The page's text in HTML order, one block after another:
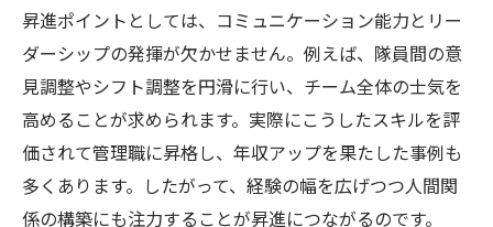
昇進ポイントとしては、コミュニケーション能力とリー
ダーシップの発揮が欠かせません。例えば、隊員間の意
見調整やシフト調整を円滑に行い、チーム全体の士気を
高めることが求められます。実際にこうしたスキルを評
価されて管理職に昇格し、年収アップを果たした事例も
多くあります。したがって、経験の幅を広げつつ人間関
係の構築にも注力することが昇進につながるのです。